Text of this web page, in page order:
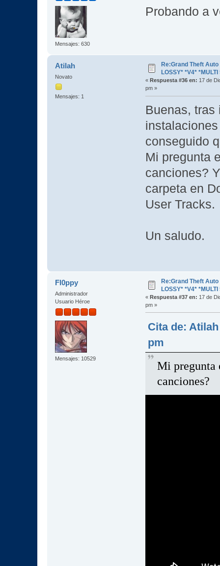
Mensajes: 630
Probando a
Atilah
Novato
Mensajes: 1
Re:Grand Theft
LOSSY* *V4*
« Respuesta #36 en: 17 de
pm »
Buenas, tras
conseguido
Mi pregunta
canciones?
carpeta en
User Tracks.
Un saludo.
Fl0ppy
Administrador
Usuario Héroe
Mensajes: 10529
Re:Grand Theft
LOSSY* *V4*
« Respuesta #37 en: 17 de
pm »
Cita de:
pm
Mi pregunta
canciones?